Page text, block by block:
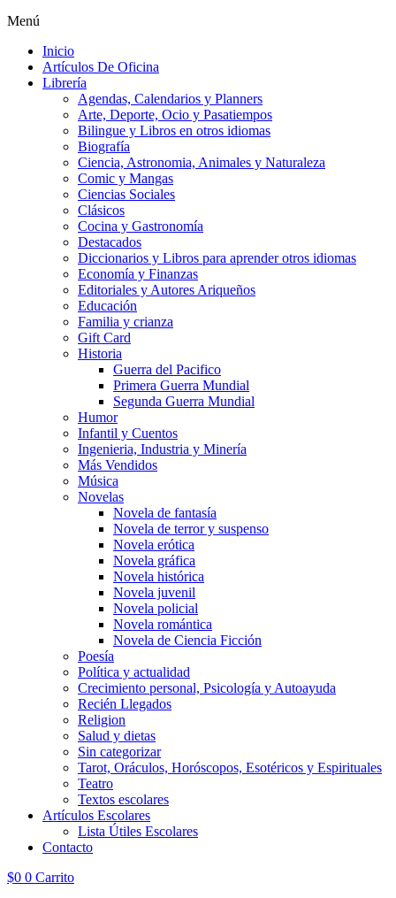
Menú
Inicio
Artículos De Oficina
Librería
Agendas, Calendarios y Planners
Arte, Deporte, Ocio y Pasatiempos
Bilingue y Libros en otros idiomas
Biografía
Ciencia, Astronomia, Animales y Naturaleza
Comic y Mangas
Ciencias Sociales
Clásicos
Cocina y Gastronomía
Destacados
Diccionarios y Libros para aprender otros idiomas
Economía y Finanzas
Editoriales y Autores Ariqueños
Educación
Familia y crianza
Gift Card
Historia
Guerra del Pacifico
Primera Guerra Mundial
Segunda Guerra Mundial
Humor
Infantil y Cuentos
Ingenieria, Industria y Minería
Más Vendidos
Música
Novelas
Novela de fantasía
Novela de terror y suspenso
Novela erótica
Novela gráfica
Novela histórica
Novela juvenil
Novela policial
Novela romántica
Novela de Ciencia Ficción
Poesía
Política y actualidad
Crecimiento personal, Psicología y Autoayuda
Recién Llegados
Religion
Salud y dietas
Sin categorizar
Tarot, Oráculos, Horóscopos, Esotéricos y Espirituales
Teatro
Textos escolares
Artículos Escolares
Lista Útiles Escolares
Contacto
$0 0 Carrito